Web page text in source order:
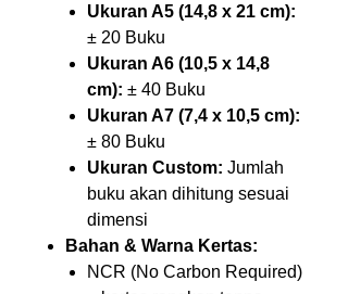
Ukuran A5 (14,8 x 21 cm):
± 20 Buku
Ukuran A6 (10,5 x 14,8
cm): ± 40 Buku
Ukuran A7 (7,4 x 10,5 cm):
± 80 Buku
Ukuran Custom: Jumlah
buku akan dihitung sesuai
dimensi
Bahan & Warna Kertas:
NCR (No Carbon Required)